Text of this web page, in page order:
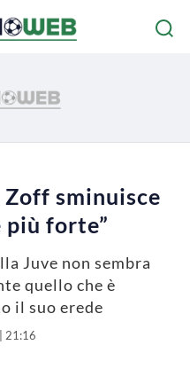
sminuisce
più forte”
Juve non sembra
quello che è
il suo erede
21:16